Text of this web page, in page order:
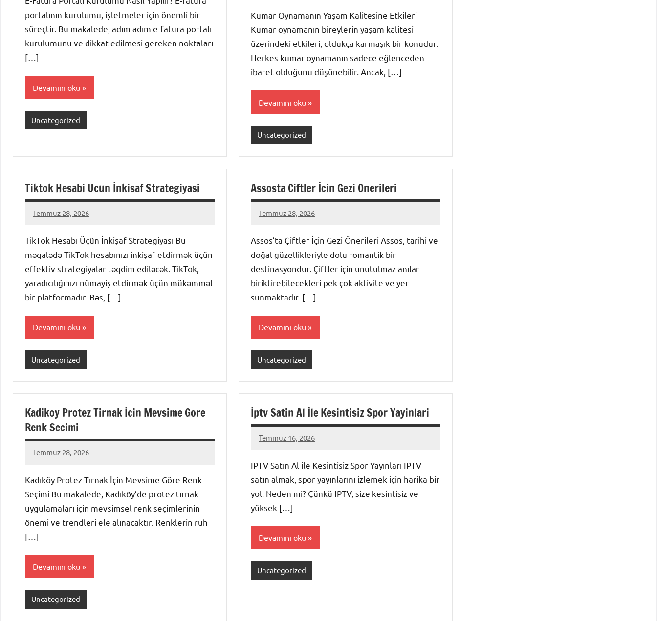
portalının kurulumu, işletmeler için önemli bir
süreçtir. Bu makalede, adım adım e-fatura portalı
kurulumunu ve dikkat edilmesi gereken noktaları
[…]
Devamını oku
Uncategorized
Kumar Oynamanın Yaşam Kalitesine Etkileri
Kumar oynamanın bireylerin yaşam kalitesi
üzerindeki etkileri, oldukça karmaşık bir konudur.
Herkes kumar oynamanın sadece eğlenceden
ibaret olduğunu düşünebilir. Ancak, […]
Devamını oku
Uncategorized
Tiktok Hesabi Ucun İnkisaf Strategiyasi
Temmuz 28, 2026
admin
Yorum
TikTok Hesabı Üçün İnkişaf Strategiyası Bu
məqalədə TikTok hesabınızı inkişaf etdirmək üçün
effektiv strategiyalar təqdim ediləcək. TikTok,
yaradıcılığınızı nümayiş etdirmək üçün mükəmməl
bir platformadır. Bəs, […]
Devamını oku
Uncategorized
Assosta Ciftler İcin Gezi Onerileri
Temmuz 28, 2026
admin
Yorum
Assos’ta Çiftler İçin Gezi Önerileri Assos, tarihi ve
doğal güzellikleriyle dolu romantik bir
destinasyondur. Çiftler için unutulmaz anılar
biriktirebilecekleri pek çok aktivite ve yer
sunmaktadır. […]
Devamını oku
Uncategorized
Kadikoy Protez Tirnak İcin Mevsime Gore
Renk Secimi
Temmuz 28, 2026
admin
Yorum
Kadıköy Protez Tırnak İçin Mevsime Göre Renk
Seçimi Bu makalede, Kadıköy’de protez tırnak
uygulamaları için mevsimsel renk seçimlerinin
önemi ve trendleri ele alınacaktır. Renklerin ruh
[…]
Devamını oku
Uncategorized
İptv Satin Al İle Kesintisiz Spor Yayinlari
Temmuz 16, 2026
admin
Yorum
IPTV Satın Al ile Kesintisiz Spor Yayınları IPTV
satın almak, spor yayınlarını izlemek için harika bir
yol. Neden mi? Çünkü IPTV, size kesintisiz ve
yüksek […]
Devamını oku
Uncategorized